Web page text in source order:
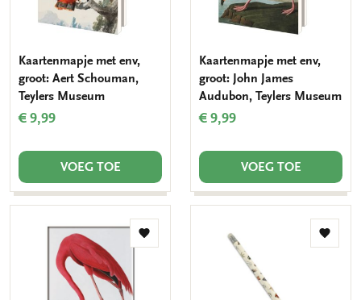
Kaartenmapje met env,
groot: Aert Schouman,
Teylers Museum
€ 9,99
VOEG TOE
Kaartenmapje met env,
groot: John James
Audubon, Teylers Museum
€ 9,99
VOEG TOE
Toevoegen